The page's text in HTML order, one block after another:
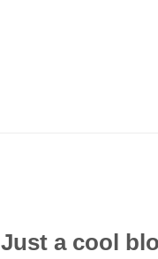
Just a cool